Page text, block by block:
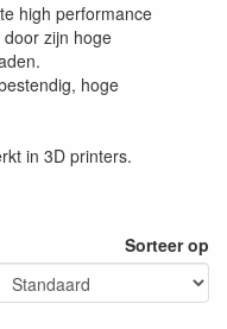
high performance
zijn hoge
hoge
in 3D printers.
Sorteer op